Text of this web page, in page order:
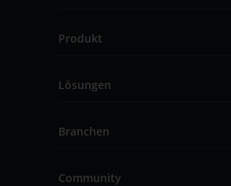
Produkt
Lösungen
Branchen
Community